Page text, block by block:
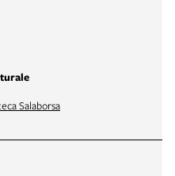
Salaborsa